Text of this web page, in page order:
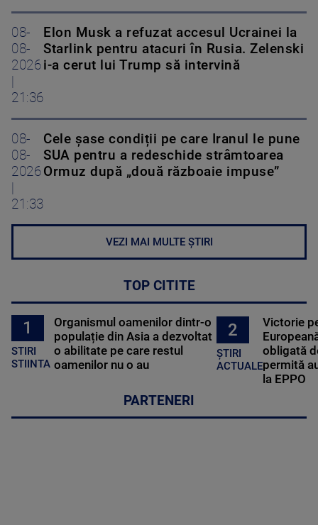
08-
08-
2026
|
21:36
Elon Musk a refuzat accesul Ucrainei la
Starlink pentru atacuri în Rusia. Zelenski
i-a cerut lui Trump să intervină
08-
08-
2026
|
21:33
Cele șase condiții pe care Iranul le pune
SUA pentru a redeschide strâmtoarea
Ormuz după „două războaie impuse”
VEZI MAI MULTE ȘTIRI
TOP CITITE
1
STIRI
STIINTA
Organismul oamenilor dintr-o
populație din Asia a dezvoltat
o abilitate pe care restul
oamenilor nu o au
2
ȘTIRI
ACTUALE
Victorie
obligată
permită
la EPPO
PARTENERI